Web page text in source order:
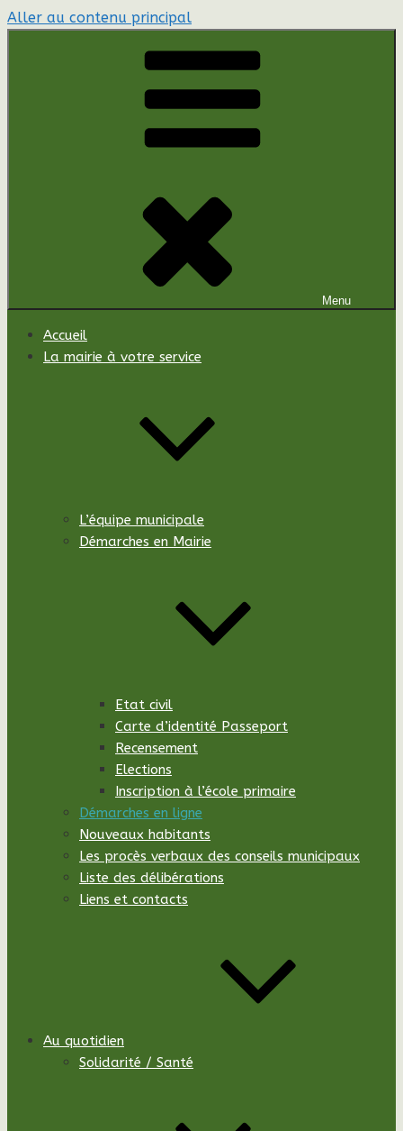
Aller au contenu principal
Menu
Accueil
La mairie à votre service
L’équipe municipale
Démarches en Mairie
Etat civil
Carte d’identité Passeport
Recensement
Elections
Inscription à l’école primaire
Démarches en ligne
Nouveaux habitants
Les procès verbaux des conseils municipaux
Liste des délibérations
Liens et contacts
Au quotidien
Solidarité / Santé